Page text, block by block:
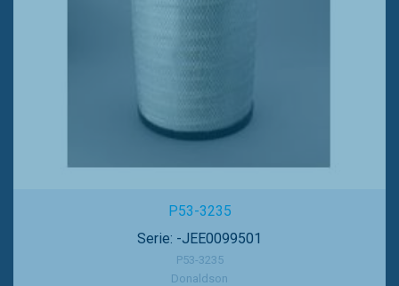
P53-3235
Serie: -JEE0099501
P53-3235
Donaldson